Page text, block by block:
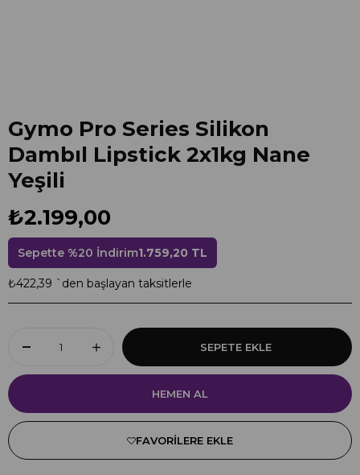
Gymo Pro Series Silikon
Dambıl Lipstick 2x1kg Nane
Yeşili
₺2.199,00
Sepette %20 İndirim1.759,20 TL
₺422,39 `den başlayan taksitlerle
FAVORILERE EKLE